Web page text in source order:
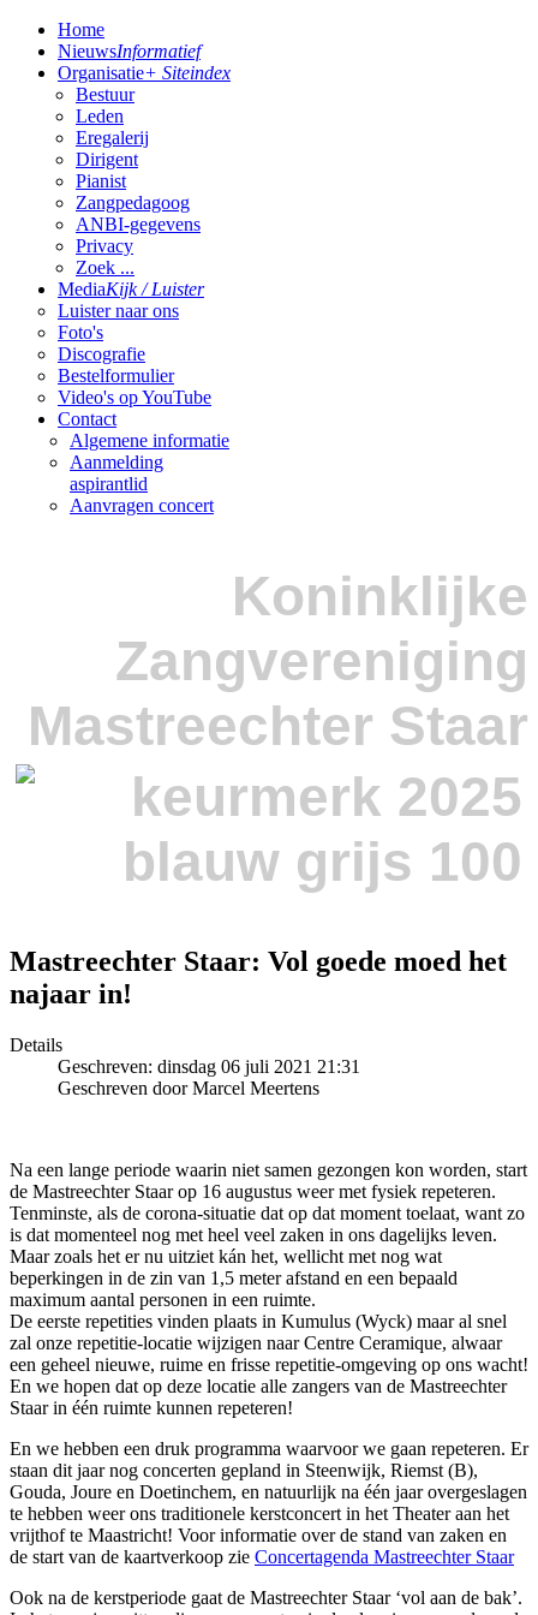
Home
NieuwsInformatief
Organisatie+ Siteindex
Bestuur
Leden
Eregalerij
Dirigent
Pianist
Zangpedagoog
ANBI-gegevens
Privacy
Zoek ...
MediaKijk / Luister
Luister naar ons
Foto's
Discografie
Bestelformulier
Video's op YouTube
Contact
Algemene informatie
Aanmelding
aspirantlid
Aanvragen concert
Koninklijke
Zangvereniging
Mastreechter Staar
Mastreechter Staar: Vol goede moed het
najaar in!
Details
Geschreven: dinsdag 06 juli 2021 21:31
Geschreven door Marcel Meertens
Na een lange periode waarin niet samen gezongen kon worden, start
de Mastreechter Staar op 16 augustus weer met fysiek repeteren.
Tenminste, als de corona-situatie dat op dat moment toelaat, want zo
is dat momenteel nog met heel veel zaken in ons dagelijks leven.
Maar zoals het er nu uitziet kán het, wellicht met nog wat
beperkingen in de zin van 1,5 meter afstand en een bepaald
maximum aantal personen in een ruimte.
De eerste repetities vinden plaats in Kumulus (Wyck) maar al snel
zal onze repetitie-locatie wijzigen naar Centre Ceramique, alwaar
een geheel nieuwe, ruime en frisse repetitie-omgeving op ons wacht!
En we hopen dat op deze locatie alle zangers van de Mastreechter
Staar in één ruimte kunnen repeteren!
En we hebben een druk programma waarvoor we gaan repeteren. Er
staan dit jaar nog concerten gepland in Steenwijk, Riemst (B),
Gouda, Joure en Doetinchem, en natuurlijk na één jaar overgeslagen
te hebben weer ons traditionele kerstconcert in het Theater aan het
vrijthof te Maastricht! Voor informatie over de stand van zaken en
de start van de kaartverkoop zie Concertagenda Mastreechter Staar
Ook na de kerstperiode gaat de Mastreechter Staar ‘vol aan de bak’.